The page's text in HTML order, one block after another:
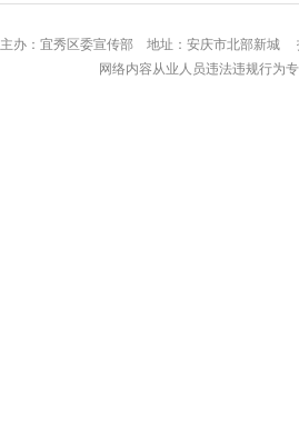
主办：宜秀区委宣传部 地址：安庆市北
网络内容从业人员违法违规行